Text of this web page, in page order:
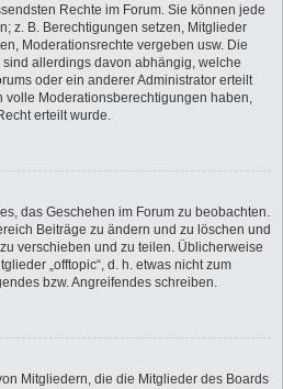
Rechte im Forum. Sie können jede
z. B. Berechtigungen setzen, Mitglieder
Moderationsrechte vergeben usw. Die
sind allerdings davon abhängig, welche
oder ein anderer Administrator erteilt
volle Moderationsberechtigungen haben,
erteilt wurde.
das Geschehen im Forum zu beobachten.
Beiträge zu ändern und zu löschen und
verschieben und zu teilen. Üblicherweise
„offtopic“, d. h. etwas nicht zum
bzw. Angreifendes schreiben.
Mitgliedern, die die Mitglieder des Boards